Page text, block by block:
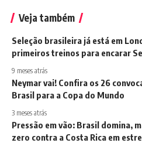
Veja também
Seleção brasileira já está em
primeiros treinos para encarar
9 meses atrás
Neymar vai! Confira os 26
Brasil para a Copa do Mundo
3 meses atrás
Pressão em vão: Brasil domina,
zero contra a Costa Rica em